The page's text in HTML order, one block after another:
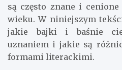
są często znane i
wieku. W niniejszym
jakie bajki i baśnie
uznaniem i jakie są
formami literackimi.